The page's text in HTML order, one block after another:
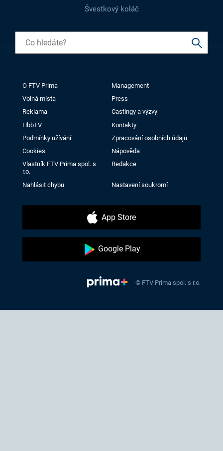
Švestkový koláč
O FTV Prima
Management
Volná místa
Press
Reklama
Castingy a výzvy
HbbTV
Kontakty
Podmínky užívání
Zpracování osobních údajů
Cookies
Nápověda
Vlastník FTV Prima spol. s
r.o.
Redakce
Nahlásit chybu Nastavení soukromí
App Store
Google Play
© FTV Prima spol. s r.o.